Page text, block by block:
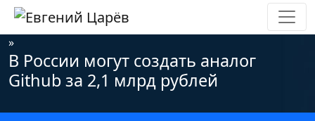
Главная»Новости»Информационная безопасность
»
В России могут создать аналог
Github за 2,1 млрд рублей